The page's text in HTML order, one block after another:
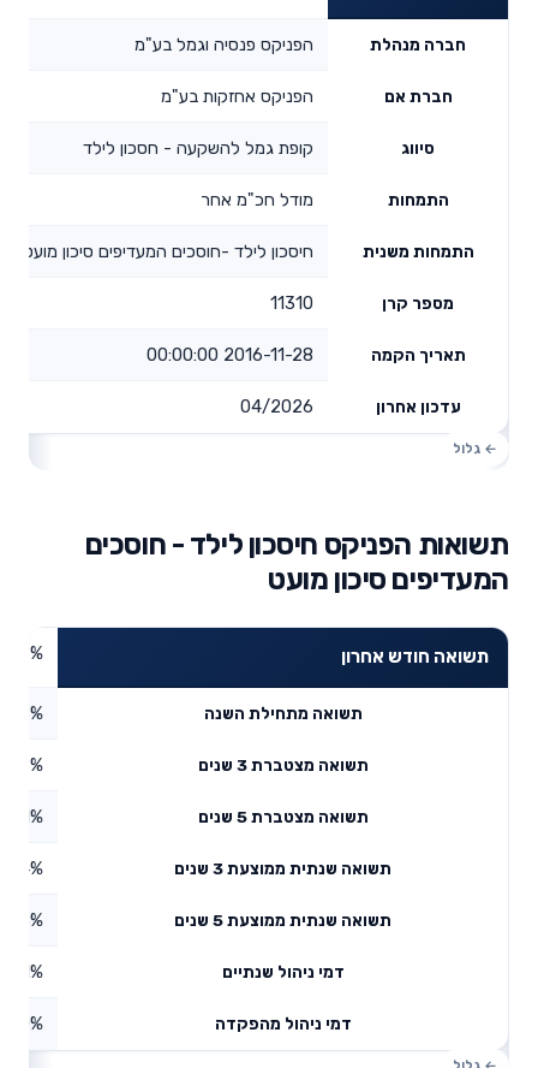
חברה מנהלת הפניקס פנסיה וגמל בע"מ
חברת אם הפניקס אחזקות בע"מ
סיווג קופת גמל להשקעה - חסכון לילד
התמחות מודל חכ"מ אחר
התמחות משנית חיסכון לילד -חוסכים המעדיפים סיכון מועט
מספר קרן 11310
תאריך הקמה 2016-11-28 00:00:00
עדכון אחרון 04/2026
תשואות הפניקס חיסכון לילד - חוסכים
המעדיפים סיכון מועט
תשואה חודש אחרון
תשואה מתחילת השנה
תשואה מצטברת 3 שנים
תשואה מצטברת 5 שנים
תשואה שנתית ממוצעת 3 שנים
תשואה שנתית ממוצעת 5 שנים 2.8%
דמי ניהול שנתיים
דמי ניהול מהפקדה 0%